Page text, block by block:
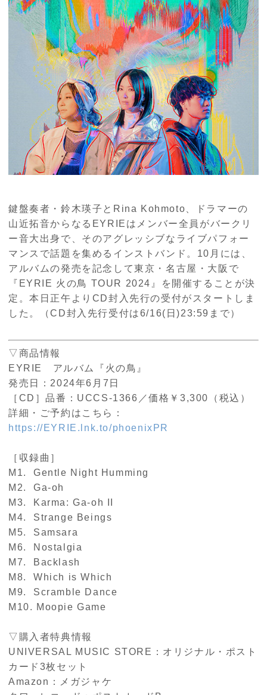
鍵盤奏者・鈴木瑛子と Rina Kohmoto 、ドラマーの
山近拓音からなる EYRIE はメンバー全員がバークリ
ー音大出身で、そのアグレッシブなライブパフォー
マンスで話題を集めるインストバンド。 10 月には、
アルバムの発売を記念して東京・名古屋・大阪で
『 EYRIE 火の鳥 TOUR 2024 』を開催することが決
定。本日正午より CD封入先行の受付がスタートしま
した。（CD封入先行受付は6/16( 日)23:59 まで）
▽商品情報
EYRIE アルバム『火の鳥』
発売日： 2024年6 月 7 日
［ CD ］品番： UCCS-1366 ／価格￥3,300
（税込）
詳細・ご予約はこちら：
https://EYRIE.lnk.to/phoenixPR
［収録曲］
M1. Gentle Night Humming
M2. Ga-oh
M3. Karma: Ga-oh II
M4. Strange Beings
M5. Samsara
M6. Nostalgia
M7. Backlash
M8. Which is Which
M9. Scramble Dance
M10. Moopie Game
▽購入者特典情報
UNIVERSAL MUSIC STORE：オリジナル・ポスト
カード 3枚セット
Amazon：メガジャケ